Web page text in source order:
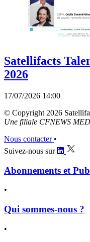
Satellifacts
2026
17/07/2026 14:00
© Copyright 2026
Une filiale CFNEWS
Nous contacter •
Suivez-nous sur
Abonnements et
•
Qui sommes-nous ?
•